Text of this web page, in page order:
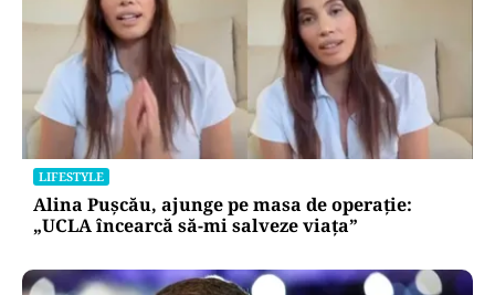
LIFESTYLE
Alina Pușcău, ajunge pe masa de operație:
„UCLA încearcă să-mi salveze viața”